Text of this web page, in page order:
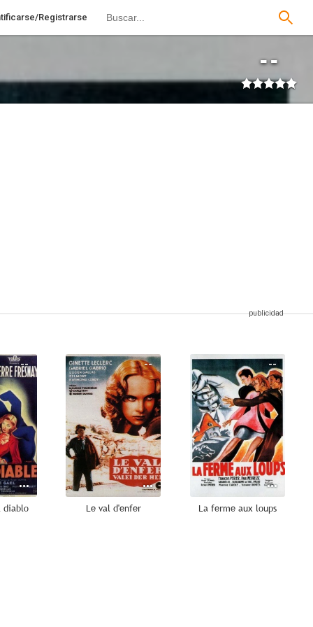
Registrarse
--
--
diablo
--
Le val d'enfer
--
La ferme aux loups